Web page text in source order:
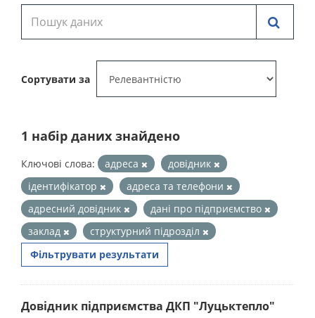
Сортувати за
1 набір даних знайдено
Ключові слова: адреса
довідник
ідентифікатор
адреса та телефони
адресний довідник
дані про підприємство
заклад
структурний підрозділ
Фільтрувати результати
Довідник підприємства ДКП "Луцьктепло"